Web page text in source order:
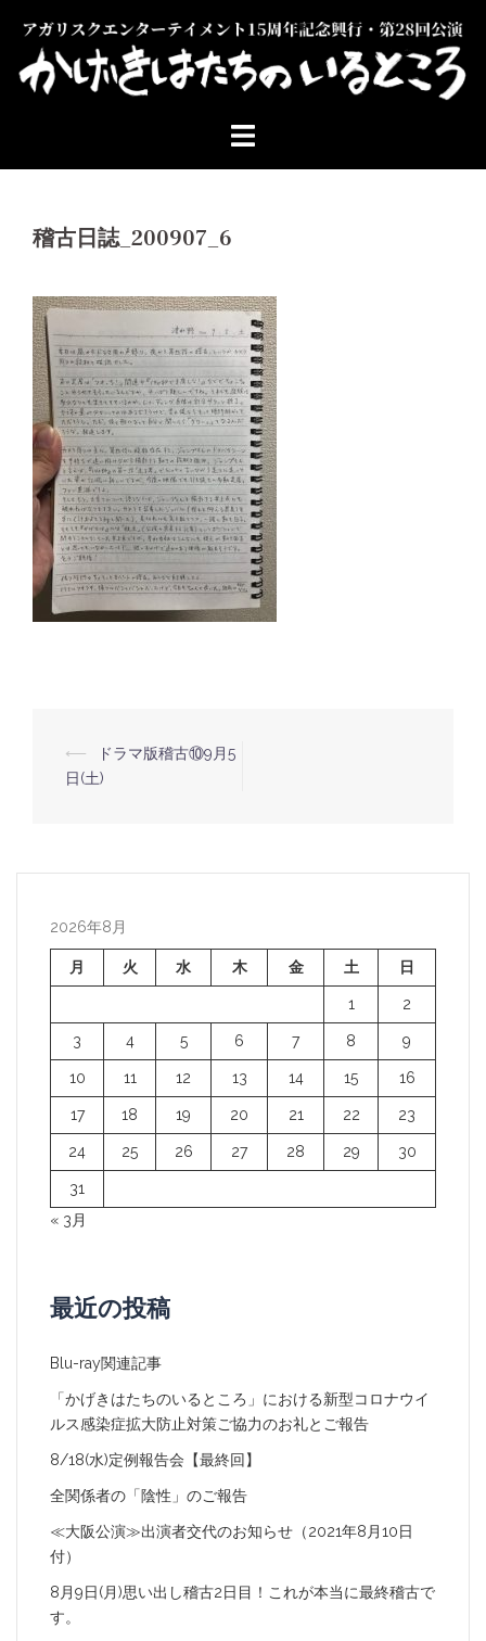
稽古日誌_200907_6
投
ビ
ー
シ
ョ
ン
⟵
ドラマ版稽古⑩9月5
日(土)
2026年8月
月 火 水 木 金 土 日
1 2
3 4 5 6 7 8 9
10 11 12 13 14 15 16
17 18 19 20 21 22 23
24 25 26 27 28 29 30
31
« 3月
最近の投稿
Blu-ray関連記事
「かげきはたちのいるところ」における新型コロナウイ
ルス感染症拡大防止対策ご協力のお礼とご報告
8/18(水)定例報告会【最終回】
全関係者の「陰性」のご報告
≪大阪公演≫出演者交代のお知らせ（2021年8月10日
付）
8月9日(月)思い出し稽古2日目！これが本当に最終稽古で
す。